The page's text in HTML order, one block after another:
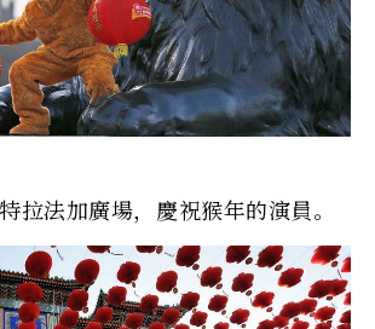
拉法加廣場，慶祝猴年的演員。